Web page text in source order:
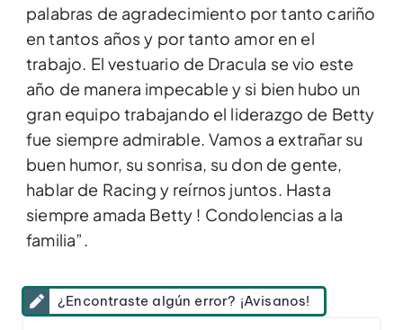
palabras de agradecimiento por tanto cariño
en tantos años y por tanto amor en el
trabajo. El vestuario de Dracula se vio este
año de manera impecable y si bien hubo un
gran equipo trabajando el liderazgo de Betty
fue siempre admirable. Vamos a extrañar su
buen humor, su sonrisa, su don de gente,
hablar de Racing y reírnos juntos. Hasta
siempre amada Betty ! Condolencias a la
familia”.
¿Encontraste algún error? ¡Avisanos!